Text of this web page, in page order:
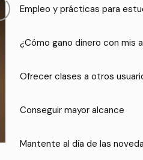
Empleo y prácticas para
¿Cómo gano dinero con mis
Ofrecer clases a otros
Conseguir mayor alcance
Mantente al día de las